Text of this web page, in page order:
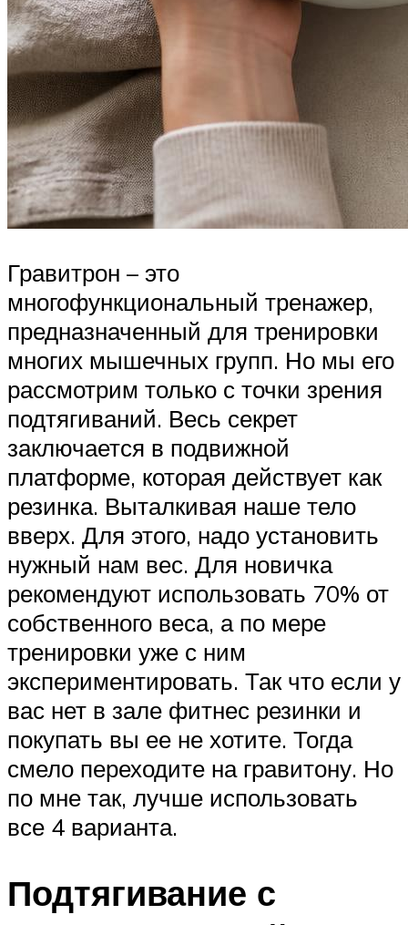
Гравитрон – это
многофункциональный тренажер,
предназначенный для тренировки
многих мышечных групп. Но мы его
рассмотрим только с точки зрения
подтягиваний. Весь секрет
заключается в подвижной
платформе, которая действует как
резинка. Выталкивая наше тело
вверх. Для этого, надо установить
нужный нам вес. Для новичка
рекомендуют использовать 70% от
собственного веса, а по мере
тренировки уже с ним
экспериментировать. Так что если у
вас нет в зале фитнес резинки и
покупать вы ее не хотите. Тогда
смело переходите на гравитону. Но
по мне так, лучше использовать
все 4 варианта.
Подтягивание с